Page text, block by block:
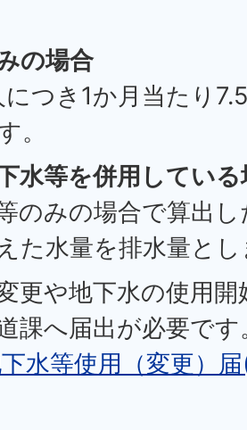
の場合
につき1か月当たり
。
水等を併用している
のみの場合で算出
た水量を排水量と
更や地下水の使用
課へ届出が必要です
水等使用（変更）